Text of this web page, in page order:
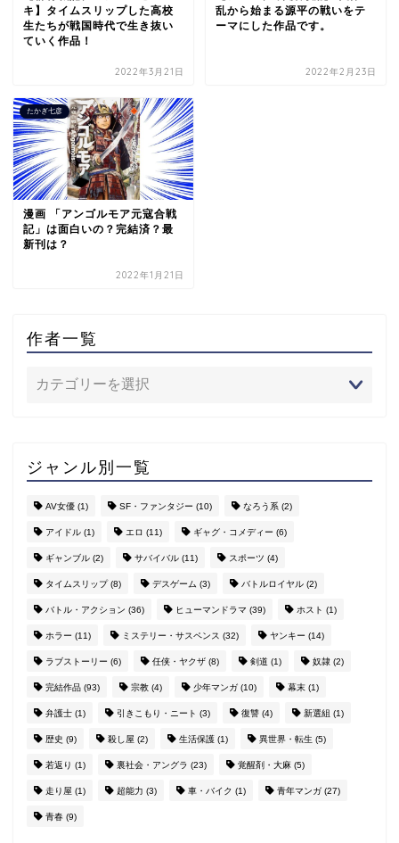
キ】タイムスリップした高校
生たちが戦国時代で生き抜い
ていく作品！
2022年3月21日
乱から始まる源平の戦いをテ
ーマにした作品です。
2022年2月23日
たかぎ七彦
漫画 「アンゴルモア元寇合戦
記」は面白いの？完結済？最
新刊は？
2022年1月21日
作者一覧
ジャンル別一覧
AV女優 (1) SF・ファンタジー (10) なろう系 (2)
アイドル (1) エロ (11) ギャグ・コメディー (6)
ギャンブル (2) サバイバル (11) スポーツ (4)
タイムスリップ(8) デスゲーム (3) バトルロイヤル (2)
バトル・アクション (36) ヒューマンドラマ (39) ホスト (1)
ホラー (11) ミステリー・サスペンス (32) ヤンキー (14)
ラブストーリー (6) 任侠・ヤクザ (8) 剣道 (1) 奴隷 (2)
完結作品 (93) 宗教 (4) 少年マンガ (10) 幕末 (1)
弁護士 (1) 引きこもり・ニート (3) 復讐 (4) 新選組 (1)
歴史 (9) 殺し屋 (2) 生活保護 (1) 異世界・転生 (5)
若返り (1) 裏社会・アングラ (23) 覚醒剤・大麻 (5)
走り屋 (1) 超能力 (3) 車・バイク (1) 青年マンガ (27)
青春 (9)